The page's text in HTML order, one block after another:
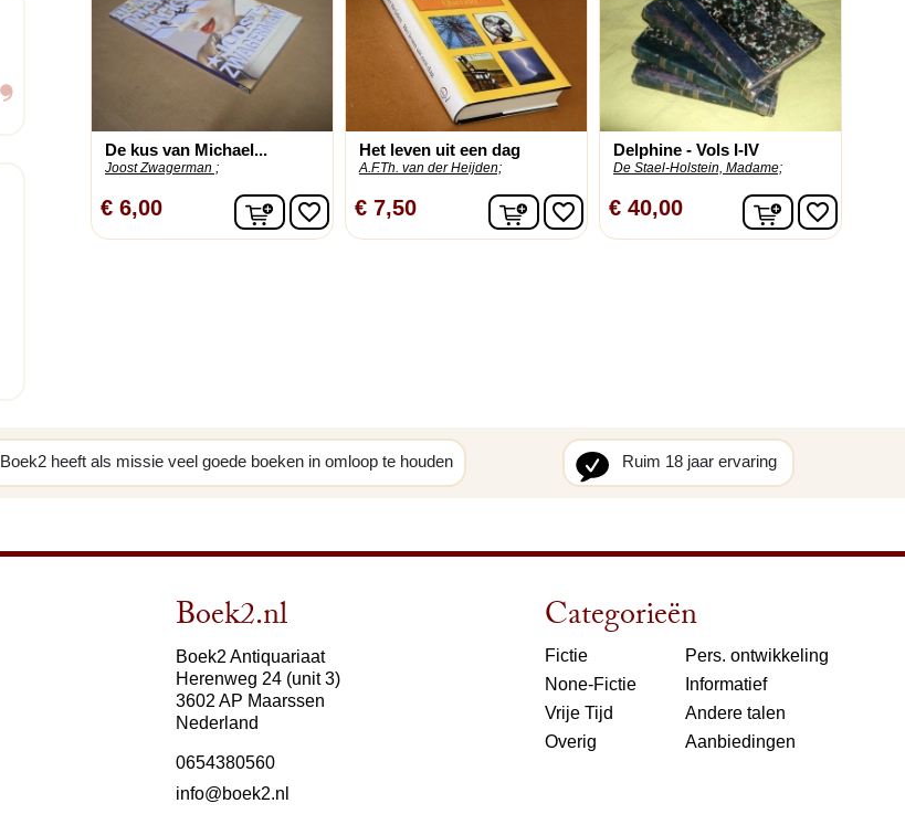
De kus van Michael...
Joost Zwagerman ;
€ 6,00 In winkelwagen
favorite_border
Het leven uit een dag
A.F.Th. van der Heijden;
€ 7,50 In winkelwagen
favorite_border
Delphine - Vols I-IV
De Stael-Holstein, Madame;
€ 40,00 Infavorite_border
Boek2 heeft als missie veel goede boeken in omloop te houden Ruim 18 jaar ervaring
Boek2.nl
Boek2 Antiquariaat
Herenweg 24 (unit 3)
3602 AP Maarssen
Nederland
0654380560
info@boek2.nl
Categorieën
Fictie
None-Fictie
Vrije Tijd
Overig
Pers. ontwikkeling
Informatief
Andere talen
Aanbiedingen